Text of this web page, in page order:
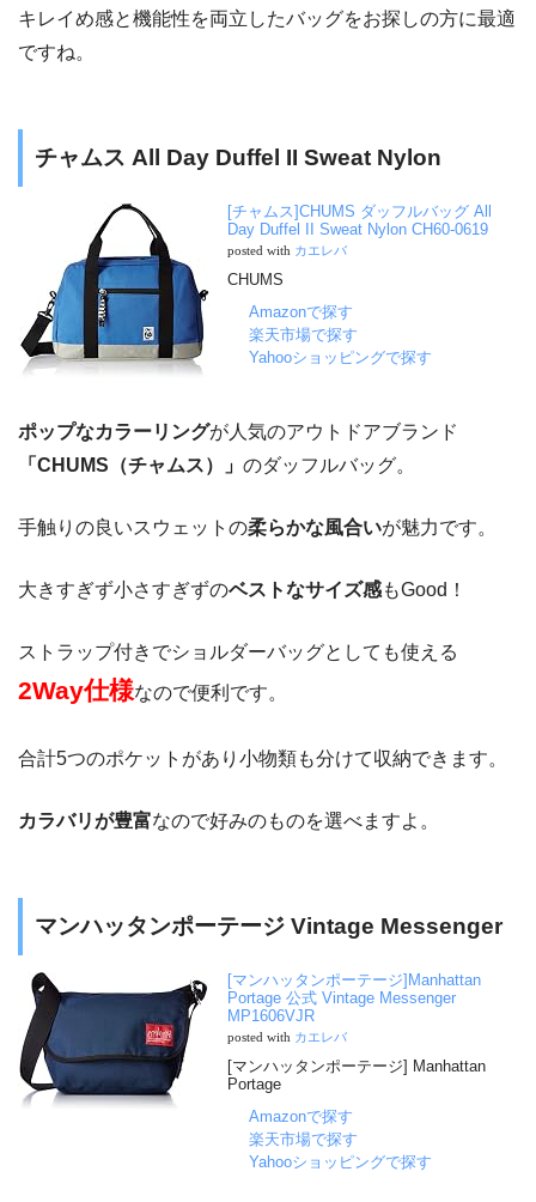
キレイめ感と機能性を両立したバッグをお探しの方に最適
ですね。
チャムス All Day Duffel II Sweat Nylon
[チャムス]CHUMS ダッフルバッグ All
Day Duffel II Sweat Nylon CH60-0619
posted with カエレバ
CHUMS
Amazonで探す
楽天市場で探す
Yahooショッピングで探す
ポップなカラーリングが人気のアウトドアブランド
「CHUMS（チャムス）」 のダッフルバッグ。
手触りの良いスウェットの柔らかな風合いが魅力です。
大きすぎず小さすぎずのベストなサイズ感もGood！
ストラップ付きでショルダーバッグとしても使える
2Way仕様なので便利です。
合計5つのポケットがあり小物類も分けて収納できます。
カラバリが豊富なので好みのものを選べますよ。
マンハッタンポーテージ Vintage Messenger
[マンハッタンポーテージ]Manhattan
Portage 公式 Vintage Messenger
MP1606VJR
posted with カエレバ
[マンハッタンポーテージ] Manhattan
Portage
Amazonで探す
楽天市場で探す
Yahooショッピングで探す